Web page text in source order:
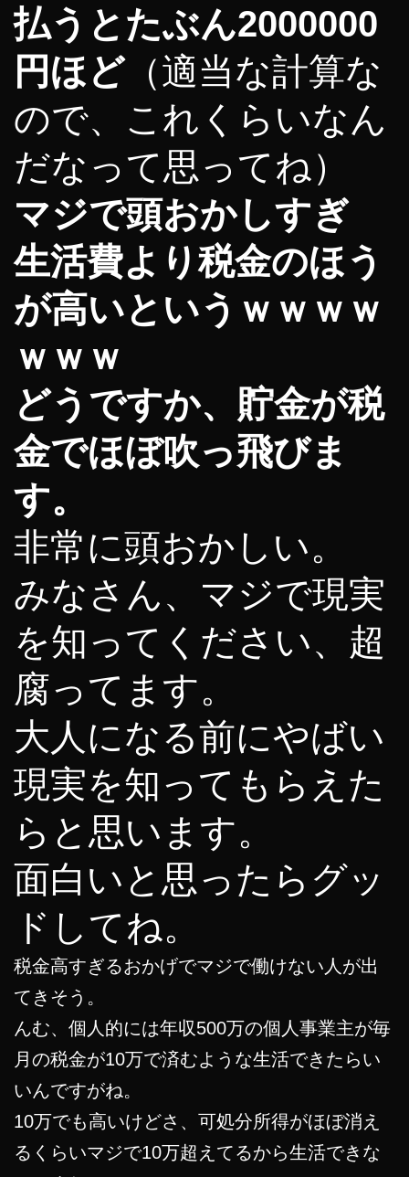
払うとたぶん2000000
円ほど（適当な計算な
ので、これくらいなん
だなって思ってね）
マジで頭おかしすぎ
生活費より税金のほう
が高いというｗｗｗｗ
ｗｗｗ
どうですか、貯金が税
金でほぼ吹っ飛びま
す。
非常に頭おかしい。
みなさん、マジで現実
を知ってください、超
腐ってます。
大人になる前にやばい
現実を知ってもらえた
らと思います。
面白いと思ったらグッ
ドしてね。
税金高すぎるおかげでマジで働けない人が出
てきそう。
んむ、個人的には年収500万の個人事業主が毎
月の税金が10万で済むような生活できたらい
いんですがね。
10万でも高いけどさ、可処分所得がほぼ消え
るくらいマジで10万超えてるから生活できな